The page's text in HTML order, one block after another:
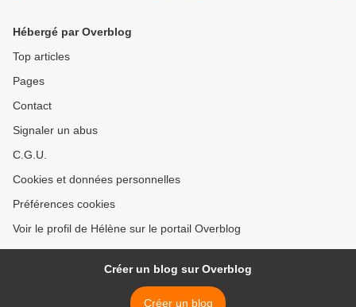
Hébergé par Overblog
Top articles
Pages
Contact
Signaler un abus
C.G.U.
Cookies et données personnelles
Préférences cookies
Voir le profil de Hélène sur le portail Overblog
Créer un blog sur Overblog
Créer un blog